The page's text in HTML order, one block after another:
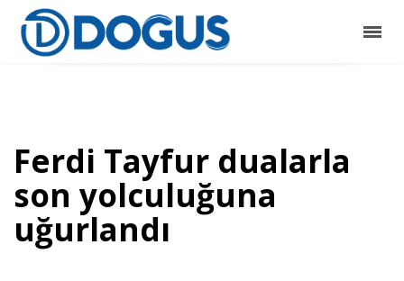
Ferdi Tayfur dualarla
son yolculuğuna
uğurlandı